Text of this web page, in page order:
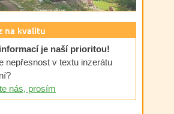
na kvalitu
je naší prioritou!
nepřesnost v textu inzerátu
nás, prosím